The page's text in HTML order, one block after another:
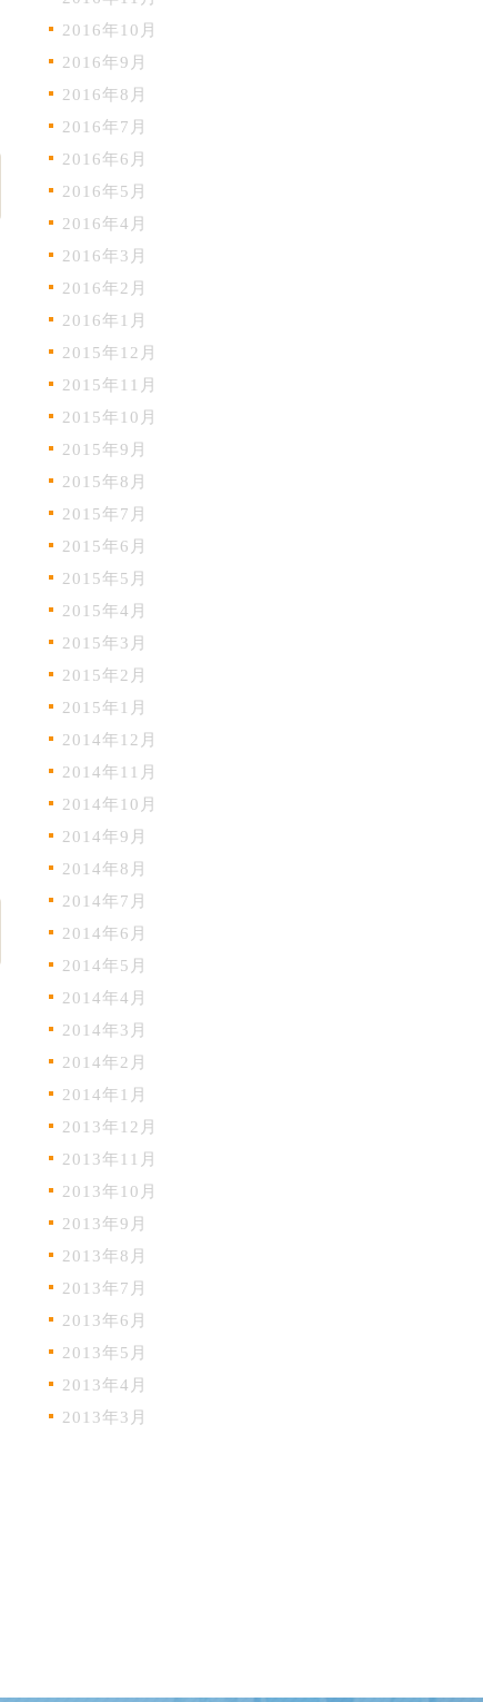
2016年10月
2016年9月
2016年8月
2016年7月
2016年6月
2016年5月
2016年4月
2016年3月
2016年2月
2016年1月
2015年12月
2015年11月
2015年10月
2015年9月
2015年8月
2015年7月
2015年6月
2015年5月
2015年4月
2015年3月
2015年2月
2015年1月
2014年12月
2014年11月
2014年10月
2014年9月
2014年8月
2014年7月
2014年6月
2014年5月
2014年4月
2014年3月
2014年2月
2014年1月
2013年12月
2013年11月
2013年10月
2013年9月
2013年8月
2013年7月
2013年6月
2013年5月
2013年4月
2013年3月